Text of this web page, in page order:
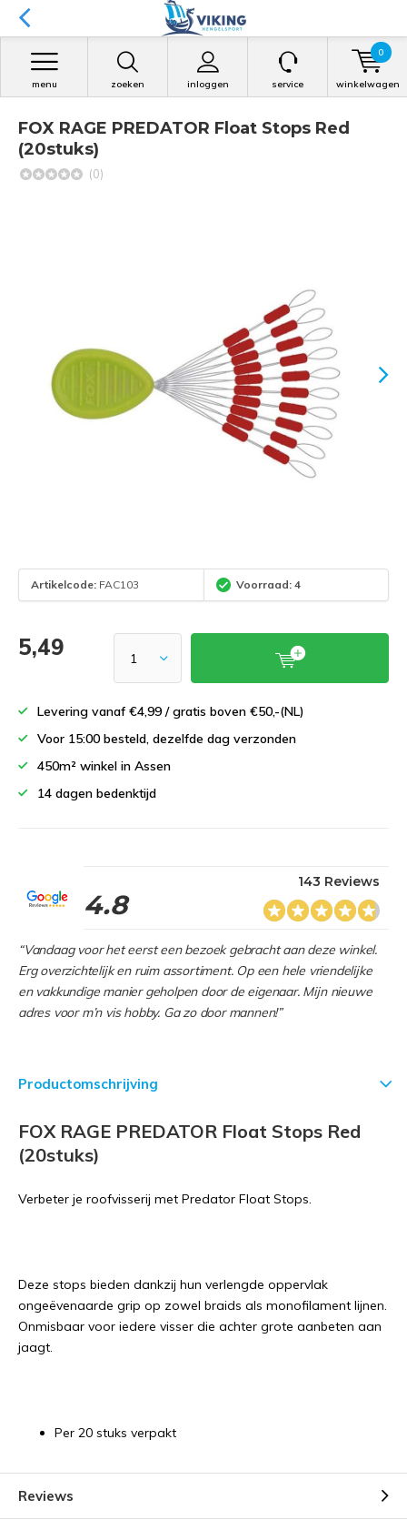
zoeken inloggen
menu service winkelwagen
0
FOX RAGE PREDATOR Float Stops Red
(20stuks)
(0)
Artikelcode: FAC103 Voorraad: 4
5,49
Levering vanaf €4,99 / gratis boven €50,-(NL)
Voor 15:00 besteld, dezelfde dag verzonden
450m² winkel in Assen
14 dagen bedenktijd
4.8
143 Reviews
“Vandaag voor het eerst een bezoek gebracht aan deze winkel.
Erg overzichtelijk en ruim assortiment. Op een hele vriendelijke
en vakkundige manier geholpen door de eigenaar. Mijn nieuwe
adres voor m’n vis hobby. Ga zo door mannen!”
Productomschrijving
FOX RAGE PREDATOR Float Stops Red
(20stuks)
Verbeter je roofvisserij met Predator Float Stops.
Deze stops bieden dankzij hun verlengde oppervlak
ongeëvenaarde grip op zowel braids als monofilament lijnen.
Onmisbaar voor iedere visser die achter grote aanbeten aan
jaagt.
Per 20 stuks verpakt
Reviews